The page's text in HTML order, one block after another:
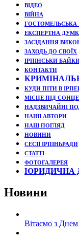
ВІДЕО
ВІЙНА
ГОСТОМЕЛЬСЬКА
ЕКСПЕРТНА
ЗАСІДАННЯ
ЗАХОДЬ ДО СВОЇХ
ІРПІНСЬКИ
КОНТАКТИ
КУДИ ПІТИ В
МІСЦЕ ПІД
НАДЗВИЧАЙНІ
НАШІ АВТОРИ
НАШ ПОГЛЯД
НОВИНИ
СЕСІЇ ІРПІНЬРАДИ
СТАТТІ
ФОТОГАЛЕРЕЯ
ЮРИДИЧНА
Новини
Вітаємо з